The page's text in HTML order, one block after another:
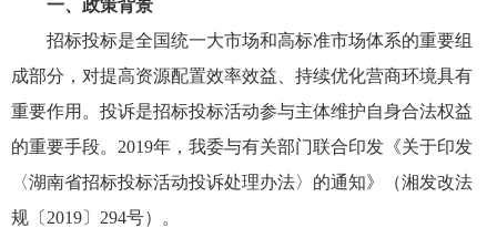
一、政策背景
招标投标是全国统一大市场和高标准市场体系的重要组
成部分，对提高资源配置效率效益、持续优化营商环境具有
重要作用。投诉是招标投标活动参与主体维护自身合法权益
的重要手段。2019年，我委与有关部门联合印发《关于印发
〈湖南省招标投标活动投诉处理办法〉的通知》（湘发改法
规〔2019〕294号）。